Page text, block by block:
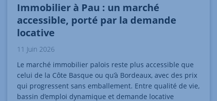
Immobilier à Pau : un marché
accessible, porté par la demande
locative
11 Juin 2026
Le marché immobilier palois reste plus accessible que
celui de la Côte Basque ou qu’à Bordeaux, avec des prix
qui progressent sans emballement. Entre qualité de vie,
bassin d’emploi dynamique et demande locative